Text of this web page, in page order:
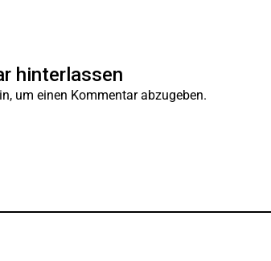
hinterlassen
um einen Kommentar abzugeben.